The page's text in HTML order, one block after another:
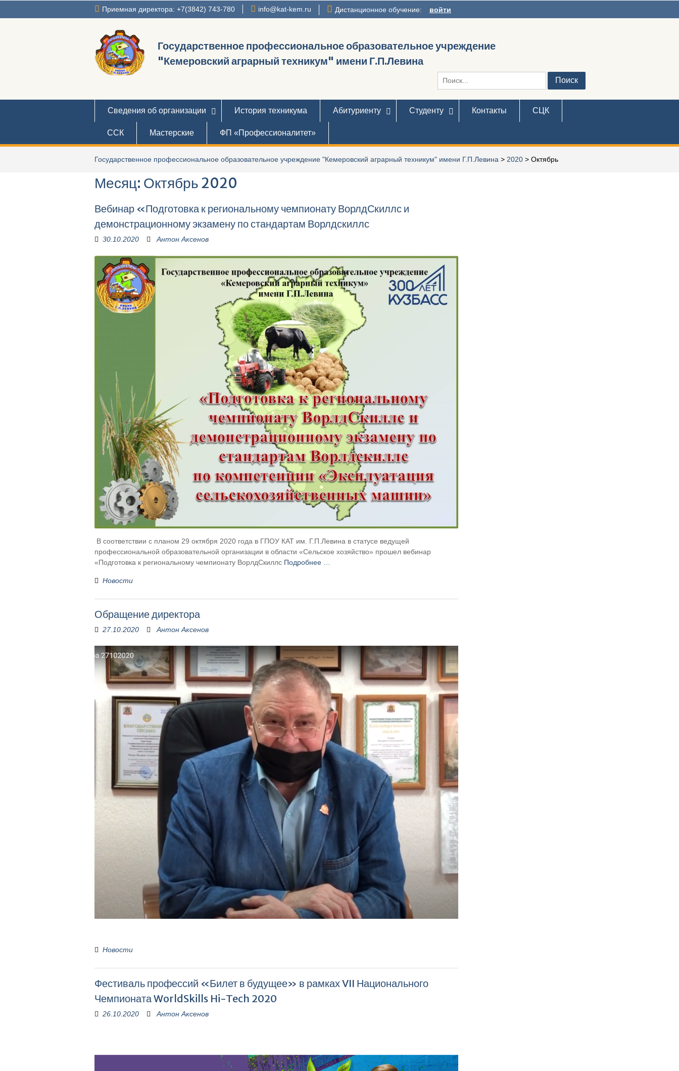
Приемная директора: +7(3842) 743-780 info@kat-kem.ru Дистанционное обучение: войти
Государственное профессиональное образовательное учреждение
"Кемеровский аграрный техникум" имени Г.П.Левина
Искать:
Сведения об организации История техникума Абитуриенту Студенту Контакты СЦК
ССК Мастерские ФП «Профессионалитет»
Государственное профессиональное образовательное учреждение "Кемеровский аграрный техникум" имени Г.П.Левина > 2020 > Октябрь
Месяц: Октябрь 2020
Вебинар «Подготовка к региональному чемпионату ВорлдСкиллс и
демонстрационному экзамену по стандартам Ворлдскиллс
30.10.2020 Антон Аксенов
В соответствии с планом 29 октября 2020 года в ГПОУ КАТ им. Г.П.Левина в статусе ведущей
профессиональной образовательной организации в области «Сельское хозяйство» прошел вебинар
«Подготовка к региональному чемпионату ВорлдСкиллс Подробнее …
Новости
Обращение директора
27.10.2020 Антон Аксенов
Новости
Фестиваль профессий «Билет в будущее» в рамках VII Национального
Чемпионата WorldSkills Hi-Tech 2020
26.10.2020 Антон Аксенов